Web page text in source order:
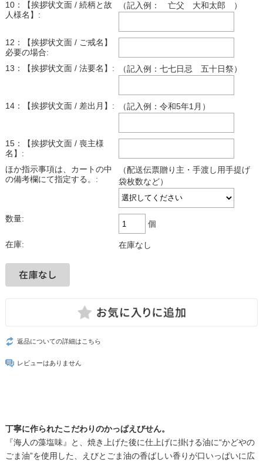
10：【挨拶状文面 / 続柄と故
人様名】:
（記入例： 亡父 大和太郎 ）
12：【挨拶状文面 / ご戒名】
必要の場合:
13：【挨拶状文面 / 法要名】:
（記入例：七七日忌 五十日祭）
14：【挨拶状文面 / 差出月】: （記入例：令和5年1月）
15：【挨拶状文面 / 喪主様
名】:
ほか指示事項は、カートの中
の備考欄にて指定する。:
（配送伝票贈り主・手渡し用手提げ
袋枚数など）
数量:
個
在庫: 在庫なし
返品についての詳細はこちら
レビューはありません
丁寧に作られたこだわりのかっぱえびせん。
『海人の藻塩味』と、焼き上げた後に仕上げに掛ける油に“かどやの
ごま油”を使用した、えびとごま油の香ばしい香りが口いっぱいに広